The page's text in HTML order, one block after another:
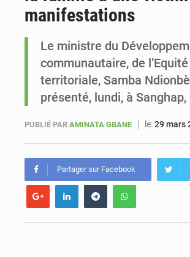
manifestations
Le ministre du
communautaire, de
territoriale, Samba
présenté, lundi, à
PUBLIÉ PAR AMINATA GBANE le:29 mars
Partager sur Facebook